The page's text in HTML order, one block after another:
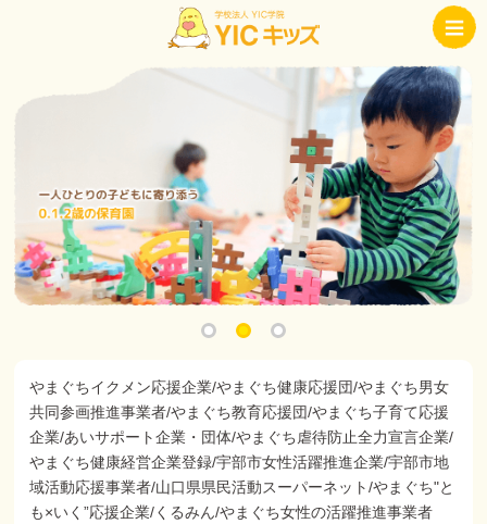
やまぐちイクメン応援企業/やまぐち健康応援団/やまぐち男女
共同参画推進事業者/やまぐち教育応援団/やまぐち子育て応援
企業/あいサポート企業・団体/やまぐち虐待防止全力宣言企業/
やまぐち健康経営企業登録/宇部市女性活躍推進企業/宇部市地
域活動応援事業者/山口県県民活動スーパーネット/やまぐち"と
も×いく”応援企業/くるみん/やまぐち女性の活躍推進事業者